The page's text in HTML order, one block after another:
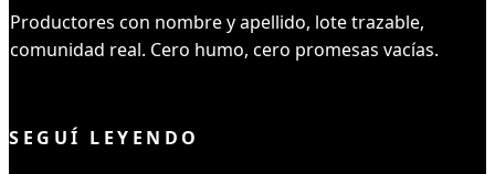
Productores con nombre y apellido, lote trazable,
comunidad real. Cero humo, cero promesas vacías.
SEGUÍ LEYENDO